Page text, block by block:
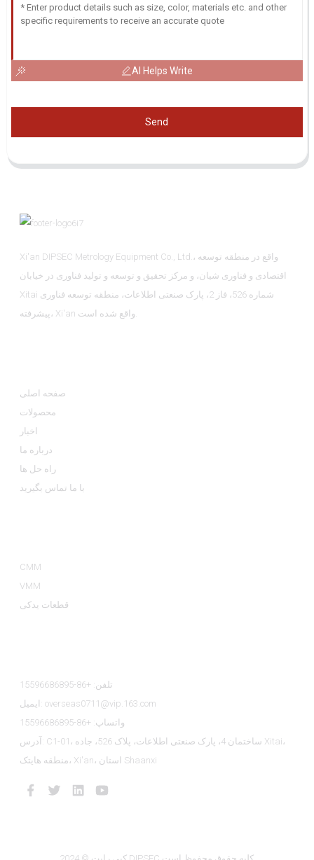
AI Helps Write
Send
Xi'an DIPSEC Metrology Equipment Co., Ltd.، واقع در منطقه توسعه
اقتصادی و فناوری شیان، و مرکز تحقیق و توسعه و تولید فناوری در خیابان
Xitai شماره 526، فاز 2، پارک صنعتی اطلاعات، منطقه توسعه فناوری
صفحه اصلی
محصولات
اخبار
درباره ما
راه حل ها
با ما تماس بگیرید
CMM
VMM
قطعات یدکی
تلفن: +86-15596686895
ایمیل: overseas0711@vip.163.com
واتساپ: +86-15596686895
آدرس: C1-01، ساختمان 4، پارک صنعتی اطلاعات، پلاک 526، جاده Xitai،
منطقه هایتک، Xi'an، استان Shaanxi